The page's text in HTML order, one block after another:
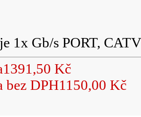
1x Gb/s PORT,
1391,50 Kč
bez DPH1150,00 Kč